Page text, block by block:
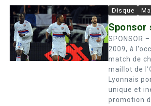
Disque
Sponsor
SPONSOR
2009, à
match de
maillot de
Lyonnais
unique et
promotion